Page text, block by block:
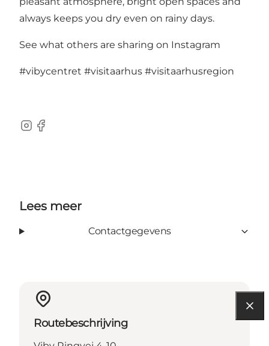
always keeps you dry even on rainy days.
See what others are sharing on Instagram
#vibycentret #visitaarhus #visitaarhusregion
Instagram
Facebook
Lees meer
Contactgegevens
Routebeschrijving